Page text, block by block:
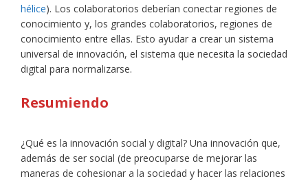
hélice). Los colaboratorios deberían conectar regiones de
conocimiento y, los grandes colaboratorios, regiones de
conocimiento entre ellas. Esto ayudar a crear un sistema
universal de innovación, el sistema que necesita la sociedad
digital para normalizarse.
Resumiendo
¿Qué es la innovación social y digital? Una innovación que,
además de ser social (de preocuparse de mejorar las
maneras de cohesionar a la sociedad y hacer las relaciones